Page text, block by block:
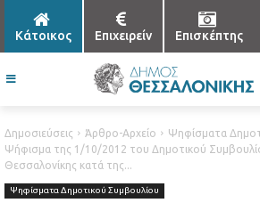
Κάτοικος Επιχειρείν Επισκέπτης
Δημοσιεύσεις Άρθρο-Αρχείο
Ψηφίσματα
Ψήφισμα της 1/10/2012 του Δημοτικού
Θεσσαλονίκης κατά της...
Ψηφίσματα Δημοτικού Συμβουλίου